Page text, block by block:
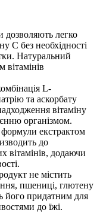
дозволяють легко
C без необхідності
Натуральний
L-
та аскорбату
вітаміну
організмом.
формули екстрактом
до
вітамінів, додаючи
не містить
пшениці, глютену
його придатним для
до їжі.